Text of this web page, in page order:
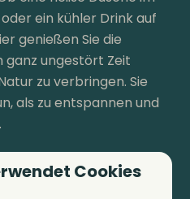
ein kühler Drink auf
genießen Sie die
ganz ungestört Zeit
zu verbringen. Sie
als zu entspannen und
für 2 Personen >
Cookies